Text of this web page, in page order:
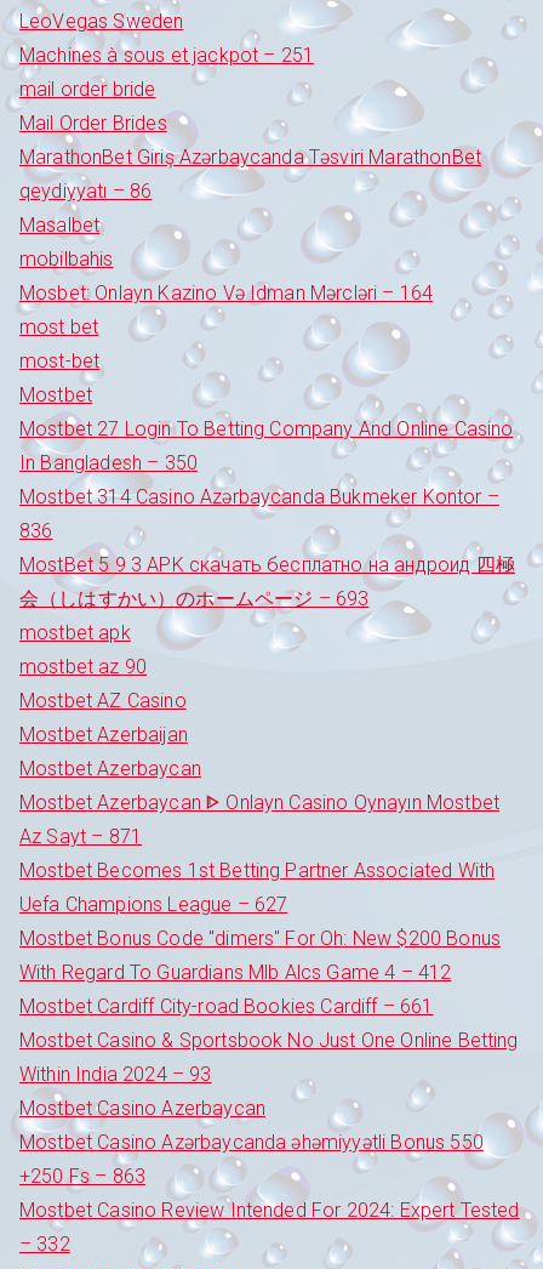
LeoVegas Sweden
Machines à sous et jackpot – 251
mail order bride
Mail Order Brides
MarathonBet Giriş Azərbaycanda Təsviri MarathonBet
qeydiyyatı – 86
Masalbet
mobilbahis
Mosbet: Onlayn Kazino Və Idman Mərcləri – 164
most bet
most-bet
Mostbet
Mostbet 27 Login To Betting Company And Online Casino
In Bangladesh – 350
Mostbet 314 Casino Azərbaycanda Bukmeker Kontor –
836
MostBet 5 9 3 APK скачать бесплатно на андроид 四極
会（しはすかい）のホームページ – 693
mostbet apk
mostbet az 90
Mostbet AZ Casino
Mostbet Azerbaijan
Mostbet Azerbaycan
Mostbet Azerbaycan ᐈ Onlayn Casino Oynayın Mostbet
Az Sayt – 871
Mostbet Becomes 1st Betting Partner Associated With
Uefa Champions League – 627
Mostbet Bonus Code "dimers" For Oh: New $200 Bonus
With Regard To Guardians Mlb Alcs Game 4 – 412
Mostbet Cardiff City-road Bookies Cardiff – 661
Mostbet Casino & Sportsbook No Just One Online Betting
Within India 2024 – 93
Mostbet Casino Azerbaycan
Mostbet Casino Azərbaycanda əhəmiyyətli Bonus 550
+250 Fs – 863
Mostbet Casino Review Intended For 2024: Expert Tested
– 332